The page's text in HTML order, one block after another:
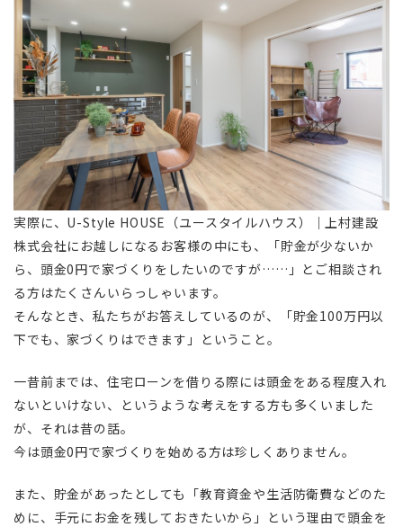
実際に、U-Style HOUSE（ユースタイルハウス）｜上村建設
株式会社にお越しになるお客様の中にも、「貯金が少ないか
ら、頭金0円で家づくりをしたいのですが……」とご相談され
る方はたくさんいらっしゃいます。
そんなとき、私たちがお答えしているのが、「貯金100万円以
下でも、家づくりはできます」ということ。
一昔前までは、住宅ローンを借りる際には頭金をある程度入れ
ないといけない、というような考えをする方も多くいました
が、それは昔の話。
今は頭金0円で家づくりを始める方は珍しくありません。
また、貯金があったとしても「教育資金や生活防衛費などのた
めに、手元にお金を残しておきたいから」という理由で頭金を